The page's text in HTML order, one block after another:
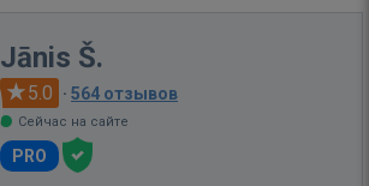
Jānis Š.
5.0 · 564 отзывов
Сейчас на сайте
PRO